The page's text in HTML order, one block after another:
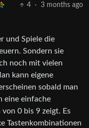
4 · 3 months ago
und Spiele die
Sondern sie
noch mit vielen
kann eigene
sobald man
eine einfache
0 bis 9 zeigt. Es
Tastenkombinationen